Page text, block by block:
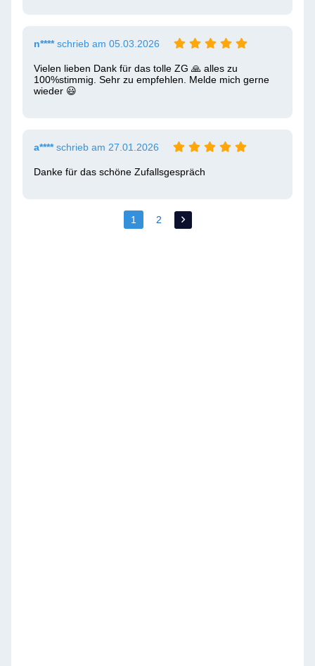
n****schrieb am 05.03.2026
Vielen lieben Dank für das tolle ZG 🙏 alles zu
100%stimmig. Sehr zu empfehlen. Melde mich gerne
wieder 😃
a****schrieb am 27.01.2026
Danke für das schöne Zufallsgespräch
1 2